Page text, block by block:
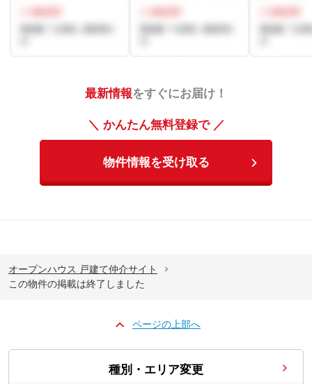
最新情報をすぐにお届け！
＼ かんたん無料登録で ／
物件情報を受け取る
オープンハウス 戸建て仲介サイト
この物件の掲載は終了しました
ページの上部へ
種別・エリア変更